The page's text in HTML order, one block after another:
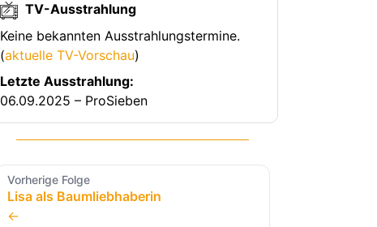
TV-Ausstrahlung
Keine bekannten Ausstrahlungstermine.
(aktuelle TV-Vorschau)
Letzte Ausstrahlung:
06.09.2025 – ProSieben
Vorherige Folge
Lisa als Baumliebhaberin
←